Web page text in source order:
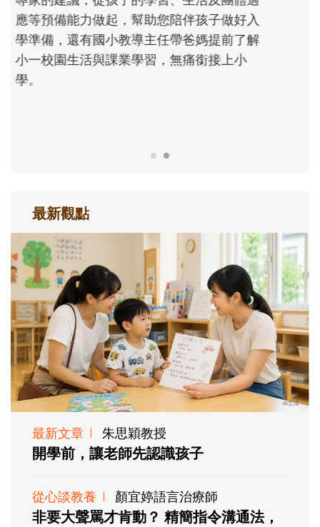
次「前所未有」的體驗中，跟著孩子一起長
大。從給予安全感的肢體遊戲，到獨立自
主、角色認同及解決問題的能力養成。爸爸
最新觀點
最新文章 朱思穎教授
開學前，讓老師先認識孩子
從心談教養 顏宜婷語言治療師
非要大聲罵才肯動？ 精簡指令溝通法，